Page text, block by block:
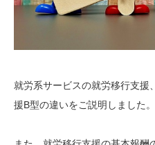
就労系サービスの就労移行支援
援B型の違いをご説明しました。